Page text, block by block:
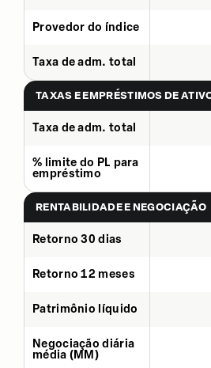
Provedor do índice
Taxa de adm. total
TAXAS E EMPRÉSTIMOS DE
Taxa de adm. total
% limite do PL para
empréstimo
RENTABILIDADE E NEGOCIAÇÃO
Retorno 30 dias
Retorno 12 meses
Patrimônio líquido
Negociação diária
média (MM)